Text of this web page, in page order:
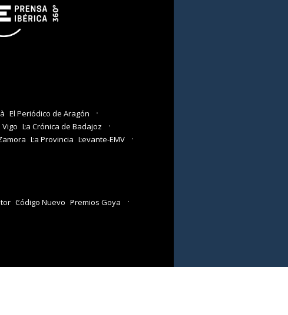
El Periódico de Aragón
La Crónica de Badajoz
La Provincia Levante-EMV
Código Nuevo Premios Goya